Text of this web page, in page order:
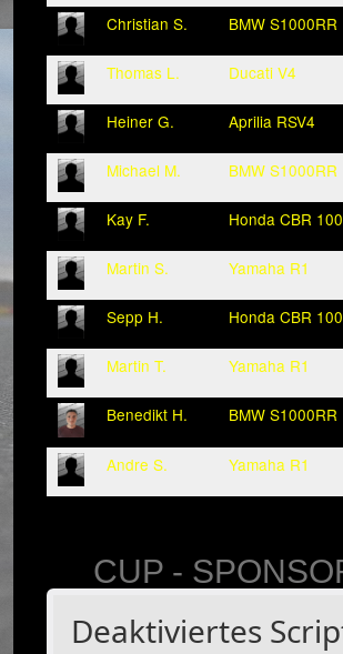
Christian S. BMW S1000RR
Thomas L. Ducati V4
Heiner G. Aprilia RSV4
Michael M. BMW S1000RR
Kay F. Honda CBR
Martin S. Yamaha R1
Sepp H. Honda CBR
Martin T. Yamaha R1
Benedikt H. BMW S1000RR
Andre S. Yamaha R1
CUP -
Deaktiviertes